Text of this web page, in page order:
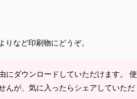
など印刷物にどうぞ。
にダウンロードしていただけます。 使
んが、気に入ったらシェアしていただ